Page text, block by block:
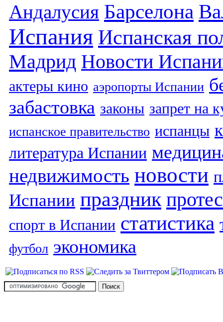
Андалусия Барселона
Испания Испанская
Мадрид Новости
актеры кино аэропорты Испании
забастовка законы запрет на
испанское правительство испанцы
литература Испании
недвижимость новости
Испании праздник
спорт в Испании статистика
футбол экономика